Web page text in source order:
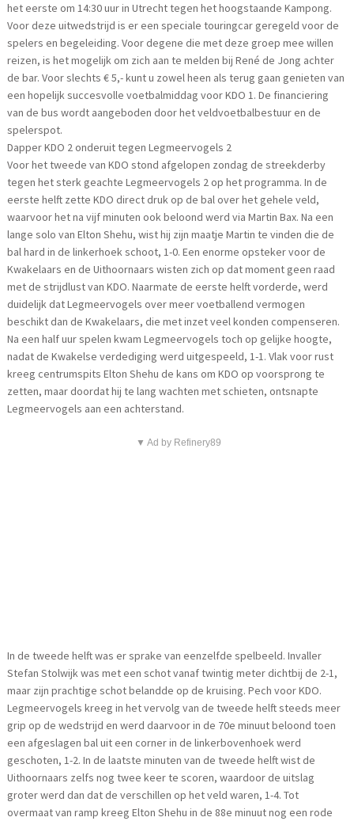
het eerste om 14:30 uur in Utrecht tegen het hoogstaande Kampong.
Voor deze uitwedstrijd is er een speciale touringcar geregeld voor de
spelers en begeleiding. Voor degene die met deze groep mee willen
reizen, is het mogelijk om zich aan te melden bij René de Jong achter
de bar. Voor slechts € 5,- kunt u zowel heen als terug gaan genieten van
een hopelijk succesvolle voetbalmiddag voor KDO 1. De financiering
van de bus wordt aangeboden door het veldvoetbalbestuur en de
spelerspot.
Dapper KDO 2 onderuit tegen Legmeervogels 2
Voor het tweede van KDO stond afgelopen zondag de streekderby
tegen het sterk geachte Legmeervogels 2 op het programma. In de
eerste helft zette KDO direct druk op de bal over het gehele veld,
waarvoor het na vijf minuten ook beloond werd via Martin Bax. Na een
lange solo van Elton Shehu, wist hij zijn maatje Martin te vinden die de
bal hard in de linkerhoek schoot, 1-0. Een enorme opsteker voor de
Kwakelaars en de Uithoornaars wisten zich op dat moment geen raad
met de strijdlust van KDO. Naarmate de eerste helft vorderde, werd
duidelijk dat Legmeervogels over meer voetballend vermogen
beschikt dan de Kwakelaars, die met inzet veel konden compenseren.
Na een half uur spelen kwam Legmeervogels toch op gelijke hoogte,
nadat de Kwakelse verdediging werd uitgespeeld, 1-1. Vlak voor rust
kreeg centrumspits Elton Shehu de kans om KDO op voorsprong te
zetten, maar doordat hij te lang wachten met schieten, ontsnapte
Legmeervogels aan een achterstand.
▼ Ad by Refinery89
In de tweede helft was er sprake van eenzelfde spelbeeld. Invaller
Stefan Stolwijk was met een schot vanaf twintig meter dichtbij de 2-1,
maar zijn prachtige schot belandde op de kruising. Pech voor KDO.
Legmeervogels kreeg in het vervolg van de tweede helft steeds meer
grip op de wedstrijd en werd daarvoor in de 70e minuut beloond toen
een afgeslagen bal uit een corner in de linkerbovenhoek werd
geschoten, 1-2. In de laatste minuten van de tweede helft wist de
Uithoornaars zelfs nog twee keer te scoren, waardoor de uitslag
groter werd dan dat de verschillen op het veld waren, 1-4. Tot
overmaat van ramp kreeg Elton Shehu in de 88e minuut nog een rode